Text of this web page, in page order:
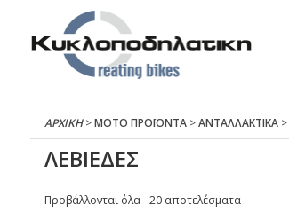
ΑΡΧΙΚΉ>ΜΟΤΟ ΠΡΟΪΟΝΤΑ>ΑΝΤΑΛΛΑΚΤΙΚΑ>
ΛΕΒΙΕΔΕΣ
Προβάλλονται όλα - 20 αποτελέσματα